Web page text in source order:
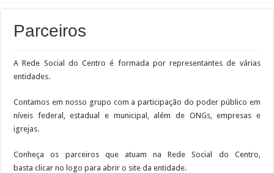
Parceiros
A Rede Social do Centro é formada por representantes de várias
entidades.
Contamos em nosso grupo com a participação do poder público em
níveis federal, estadual e municipal, além de ONGs, empresas e
igrejas.
Conheça os parceiros que atuam na Rede Social do Centro,
basta clicar no logo para abrir o site da entidade.